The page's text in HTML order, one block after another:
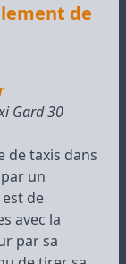
de
Gard 30
de taxis dans
un
de
avec la
par sa